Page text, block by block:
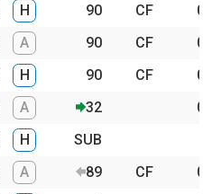
H 90 CF
A 90 CF
H 90 CF
A 32
H
SUB
A 89 CF